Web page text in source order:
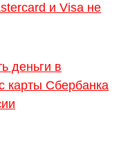
и Visa не
деньги в
карты Сбербанка